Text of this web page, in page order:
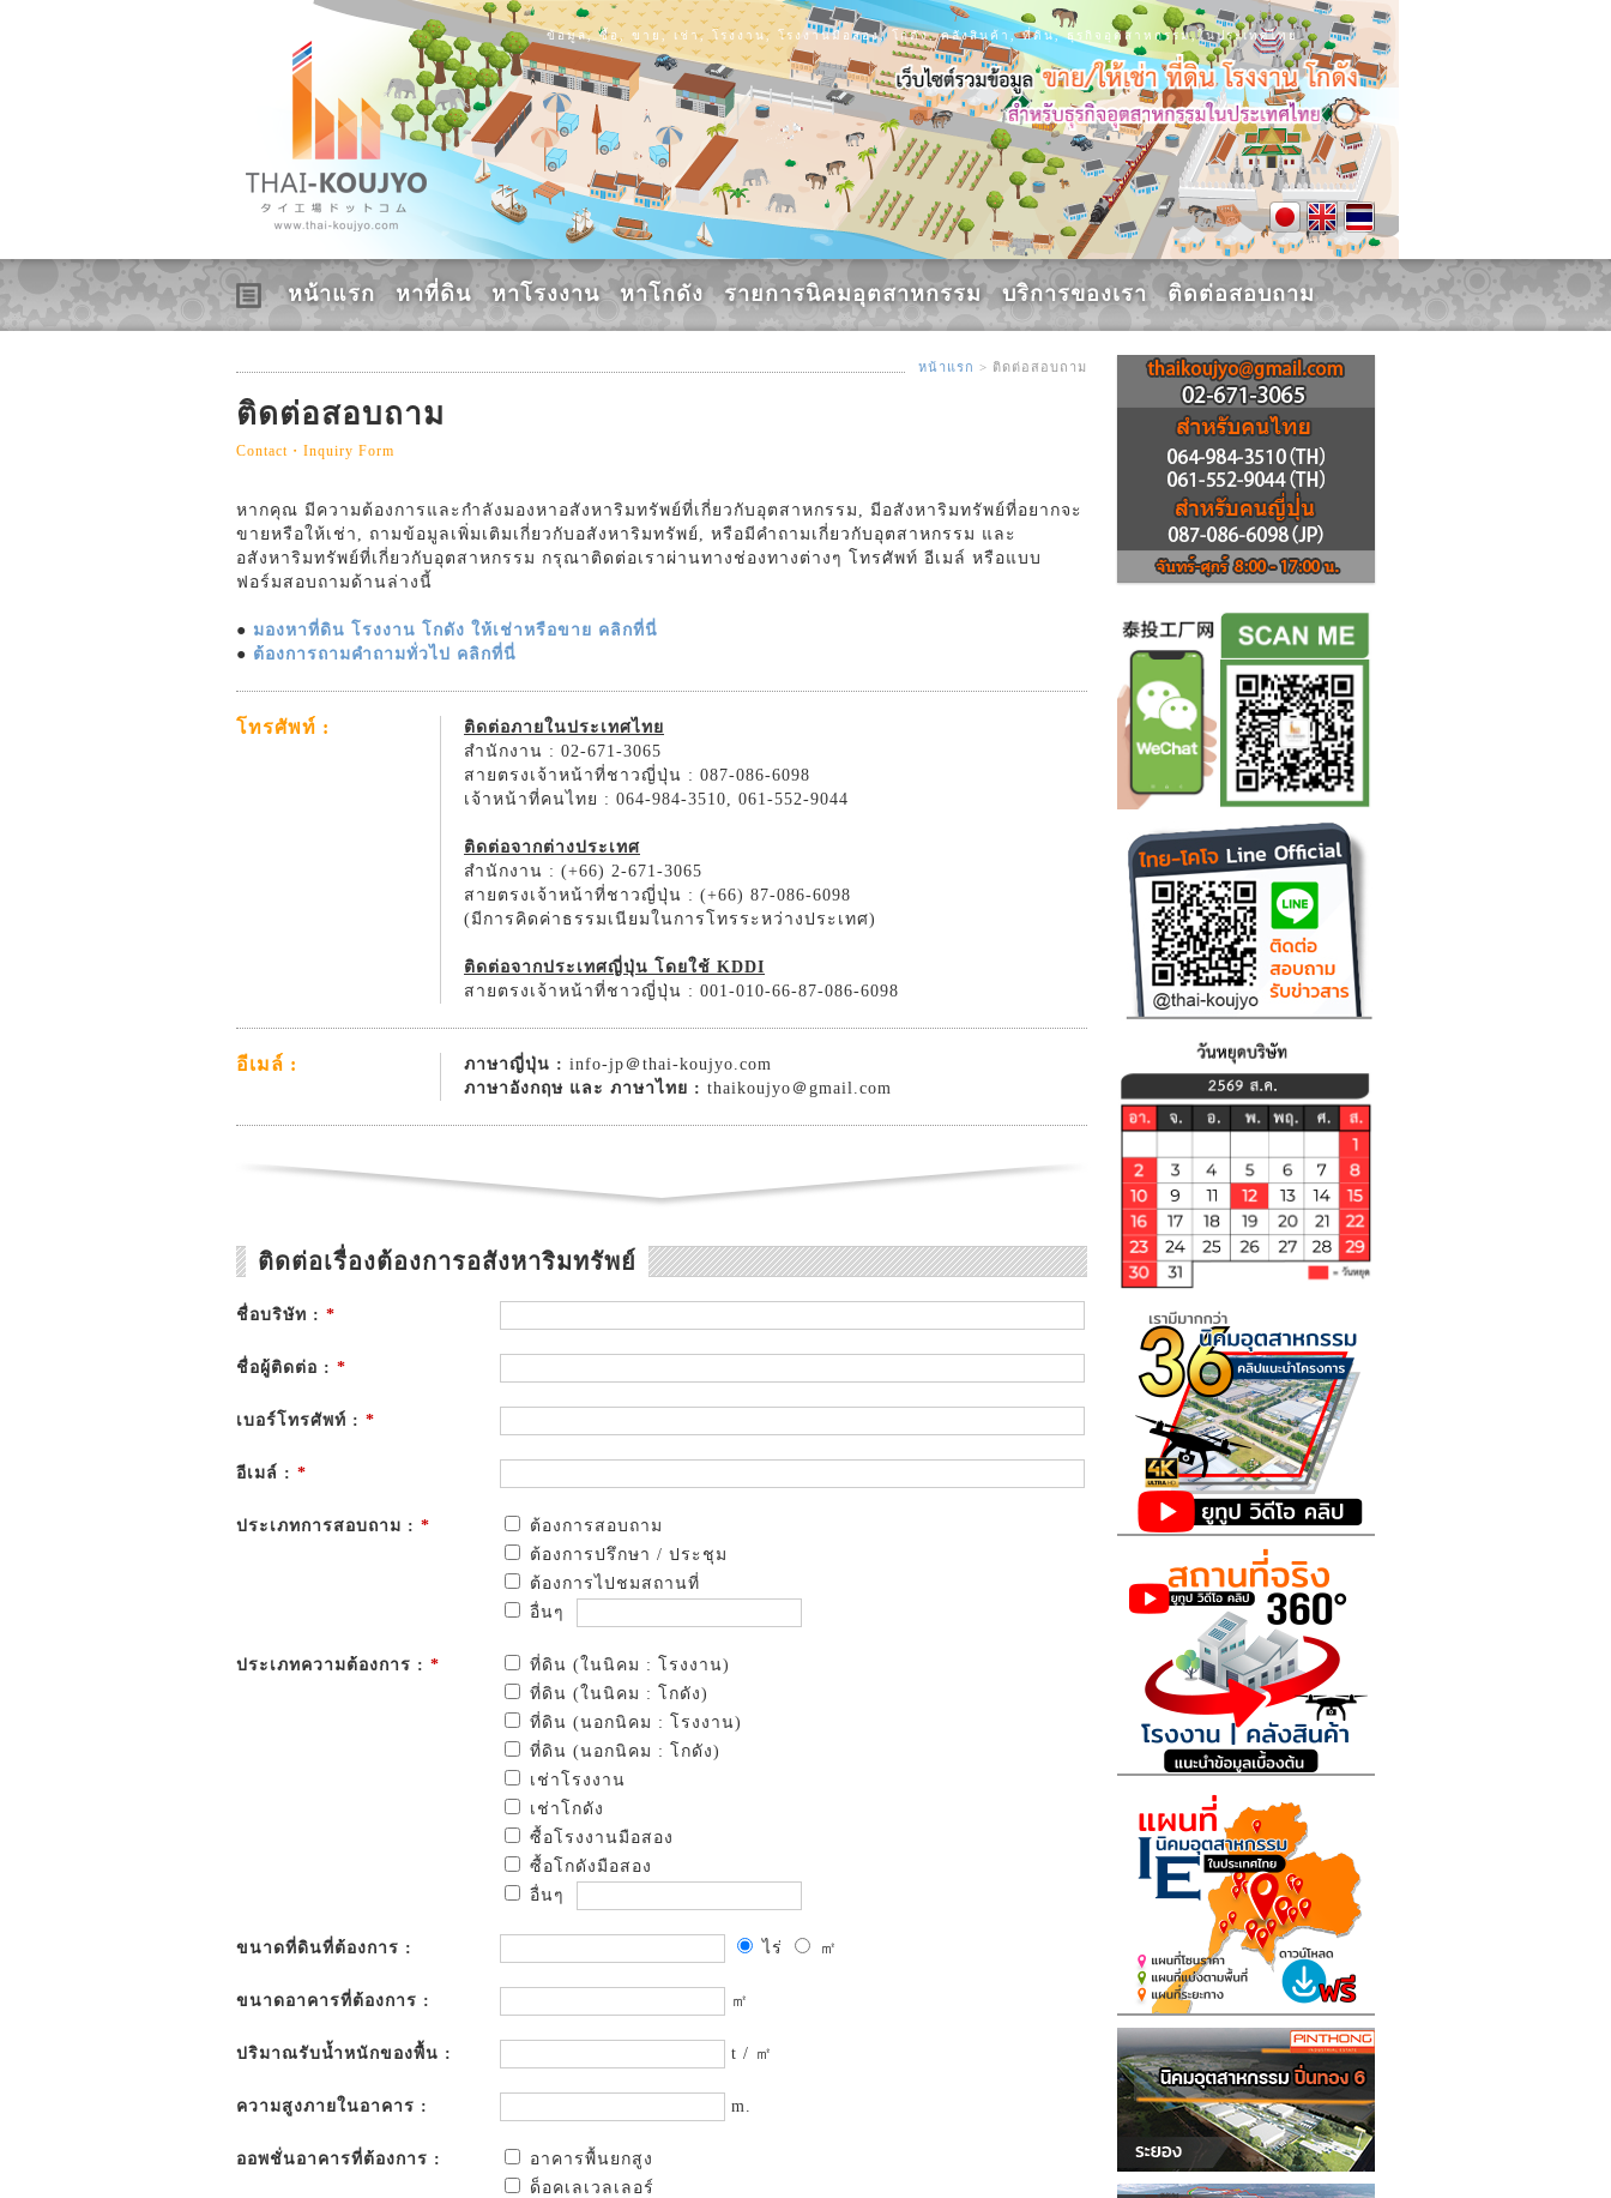
ข้อมูล, ซื้อ, ขาย, เช่า, โรงงาน, โรงงานมือสอง, โกดัง, คลังสินค้า, ที่ดิน, ธุรกิจอุตสาหกรรม,ในประเทศไทย
หน้าแรก หาที่ดิน หาโรงงาน หาโกดัง รายการนิคมอุตสาหกรรม บริการของเรา ติดต่อสอบถาม
หน้าแรก > ติดต่อสอบถาม
ติดต่อสอบถาม
Contact・Inquiry Form
หากคุณ มีความต้องการและกำลังมองหาอสังหาริมทรัพย์ที่เกี่ยวกับอุตสาหกรรม, มีอสังหาริมทรัพย์ที่อยากจะ
ขายหรือให้เช่า, ถามข้อมูลเพิ่มเติมเกี่ยวกับอสังหาริมทรัพย์, หรือมีคำถามเกี่ยวกับอุตสาหกรรม และ
อสังหาริมทรัพย์ที่เกี่ยวกับอุตสาหกรรม กรุณาติดต่อเราผ่านทางช่องทางต่างๆ โทรศัพท์ อีเมล์ หรือแบบ
ฟอร์มสอบถามด้านล่างนี้
● มองหาที่ดิน โรงงาน โกดัง ให้เช่าหรือขาย คลิกที่นี่
● ต้องการถามคำถามทั่วไป คลิกที่นี่
โทรศัพท์ :
ติดต่อภายในประเทศไทย
สำนักงาน : 02-671-3065
สายตรงเจ้าหน้าที่ชาวญี่ปุ่น : 087-086-6098
เจ้าหน้าที่คนไทย : 064-984-3510, 061-552-9044
ติดต่อจากต่างประเทศ
สำนักงาน : (+66) 2-671-3065
สายตรงเจ้าหน้าที่ชาวญี่ปุ่น : (+66) 87-086-6098
(มีการคิดค่าธรรมเนียมในการโทรระหว่างประเทศ)
ติดต่อจากประเทศญี่ปุ่น โดยใช้ KDDI
สายตรงเจ้าหน้าที่ชาวญี่ปุ่น : 001-010-66-87-086-6098
อีเมล์ : ภาษาญี่ปุ่น : info-jp＠thai-koujyo.com
ภาษาอังกฤษ และ ภาษาไทย : thaikoujyo＠gmail.com
ติดต่อเรื่องต้องการอสังหาริมทรัพย์
ชื่อบริษัท : *
ชื่อผู้ติดต่อ : *
เบอร์โทรศัพท์ : *
อีเมล์ : *
ประเภทการสอบถาม : *
ต้องการสอบถาม
ต้องการปรึกษา / ประชุม
ต้องการไปชมสถานที่
อื่นๆ
ประเภทความต้องการ : *
ที่ดิน (ในนิคม : โรงงาน)
ที่ดิน (ในนิคม : โกดัง)
ที่ดิน (นอกนิคม : โรงงาน)
ที่ดิน (นอกนิคม : โกดัง)
เช่าโรงงาน
เช่าโกดัง
ซื้อโรงงานมือสอง
ซื้อโกดังมือสอง
อื่นๆ
ขนาดที่ดินที่ต้องการ : ไร่ ㎡
ขนาดอาคารที่ต้องการ : ㎡
ปริมาณรับน้ำหนักของพื้น : t / ㎡
ความสูงภายในอาคาร : m.
ออพชั่นอาคารที่ต้องการ :
อาคารพื้นยกสูง
ด็อคเลเวลเลอร์